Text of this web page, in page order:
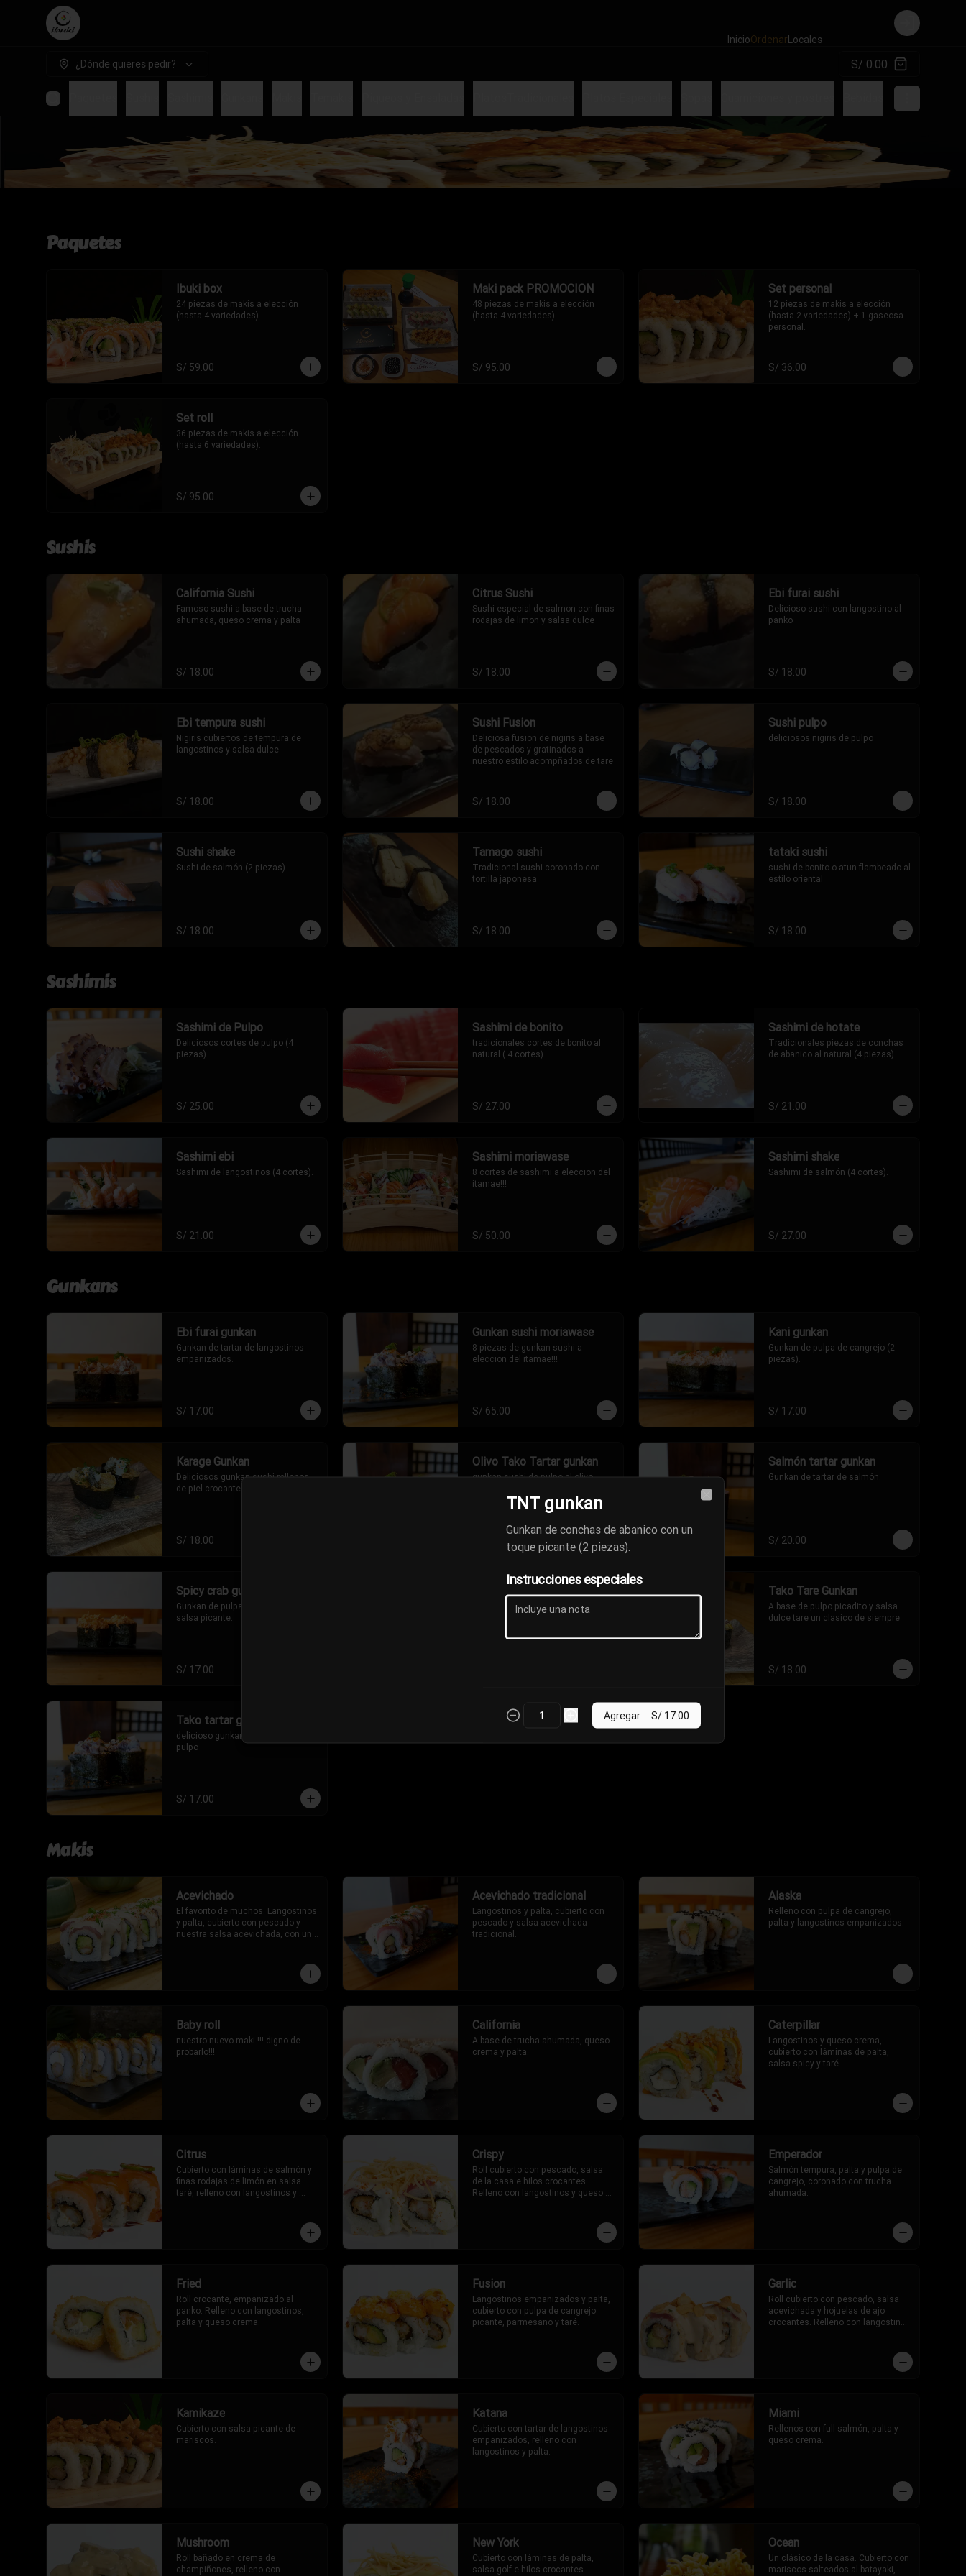
InicioOrdenarLocales
Login
¿Dónde quieres pedir? S/ 0.00
Paquetes
Ibuki box
24 piezas de makis a elección
(hasta 4 variedades).
S/ 59.00
Maki pack PROMOCION
48 piezas de makis a elección
(hasta 4 variedades).
S/ 95.00
Set personal
12 piezas de makis a elección
(hasta 2 variedades) + 1 gaseosa
personal.
S/ 36.00
Set roll
36 piezas de makis a elección
(hasta 6 variedades).
S/ 95.00
Sushis
California Sushi
Famoso sushi a base de trucha
ahumada, queso crema y palta
S/ 18.00
Citrus Sushi
Sushi especial de salmon con finas
rodajas de limon y salsa dulce
S/ 18.00
Ebi furai sushi
Delicioso sushi con langostino al
panko
S/ 18.00
Ebi tempura sushi
Nigiris cubiertos de tempura de
langostinos y salsa dulce
S/ 18.00
Sushi Fusion
Deliciosa fusion de nigiris a base
de pescados y gratinados a
nuestro estilo acompñados de tare
S/ 18.00
Sushi pulpo
deliciosos nigiris de pulpo
S/ 18.00
Sushi shake
Sushi de salmón (2 piezas).
S/ 18.00
Tamago sushi
Tradicional sushi coronado con
tortilla japonesa
S/ 18.00
tataki sushi
sushi de bonito o atun flambeado al
estilo oriental
S/ 18.00
Sashimis
Sashimi de Pulpo
Deliciosos cortes de pulpo (4
piezas)
S/ 25.00
Sashimi de bonito
tradicionales cortes de bonito al
natural ( 4 cortes)
S/ 27.00
Sashimi de hotate
Tradicionales piezas de conchas
de abanico al natural (4 piezas)
S/ 21.00
Sashimi ebi
Sashimi de langostinos (4 cortes).
S/ 21.00
Sashimi moriawase
8 cortes de sashimi a eleccion del
itamae!!!
S/ 50.00
Sashimi shake
Sashimi de salmón (4 cortes).
S/ 27.00
Gunkans
Ebi furai gunkan
Gunkan de tartar de langostinos
empanizados.
S/ 17.00
Gunkan sushi moriawase
8 piezas de gunkan sushi a
eleccion del itamae!!!
S/ 65.00
Kani gunkan
Gunkan de pulpa de cangrejo (2
piezas).
S/ 17.00
Karage Gunkan
Deliciosos gunkan sushi rellenos
de piel crocante de salmon
S/ 18.00
Olivo Tako Tartar gunkan
gunkan sushi de pulpo al olivo
S/ 18.00
Salmón tartar gunkan
Gunkan de tartar de salmón.
S/ 20.00
Spicy crab gunkan
Gunkan de pulpa de cangrejo en
salsa picante.
S/ 17.00
TNT gunkan
Gunkan de conchas de abanico
con un toque picante (2 piezas).
Tako Tare Gunkan
A base de pulpo picadito y salsa
dulce tare un clasico de siempre
S/ 18.00
Tako tartar gunkan
delicioso gunkan de tartare de
pulpo
S/ 17.00
Makis
Acevichado
El favorito de muchos. Langostinos
y palta, cubierto con pescado y
nuestra salsa acevichada, con un
Acevichado tradicional
Langostinos y palta, cubierto con
pescado y salsa acevichada
tradicional.
Alaska
Relleno con pulpa de cangrejo,
palta y langostinos empanizados.
Baby roll
nuestro nuevo maki !!! digno de
probarlo!!!
California
A base de trucha ahumada, queso
crema y palta.
Caterpillar
Langostinos y queso crema,
cubierto con láminas de palta,
salsa spicy y taré.
Citrus
Cubierto con láminas de salmón y
finas rodajas de limón en salsa
taré, relleno con langostinos y
Crispy
Roll cubierto con pescado, salsa
de la casa e hilos crocantes.
Relleno con langostinos y queso
Emperador
Salmón tempura, palta y pulpa de
cangrejo, coronado con trucha
ahumada.
Fried
Roll crocante, empanizado al
panko. Relleno con langostinos,
palta y queso crema.
Fusion
Langostinos empanizados y palta,
cubierto con pulpa de cangrejo
picante, parmesano y taré.
Garlic
Roll cubierto con pescado, salsa
acevichada y hojuelas de ajo
crocantes. Relleno con langostinos
Kamikaze
Cubierto con salsa picante de
mariscos.
Katana
Cubierto con tartar de langostinos
empanizados, relleno con
langostinos y palta.
Miami
Rellenos con full salmón, palta y
queso crema.
Mushroom
Roll bañado en crema de
champiñones, relleno con
New York
Cubierto con láminas de palta,
salsa golf e hilos crocantes.
Ocean
Un clásico de la casa. Cubierto con
mariscos salteados al batayaki,
TNT gunkan
Gunkan de conchas de abanico con un
toque picante (2 piezas).
Instrucciones especiales
Agregar S/ 17.00